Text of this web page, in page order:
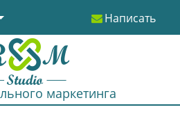
Написать
маркетинга